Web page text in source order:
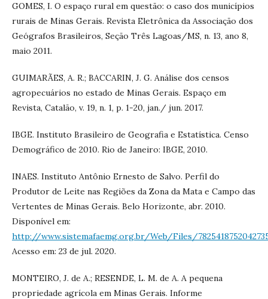
GOMES, I. O espaço rural em questão: o caso dos municípios
rurais de Minas Gerais. Revista Eletrônica da Associação dos
Geógrafos Brasileiros, Seção Três Lagoas/MS, n. 13, ano 8,
maio 2011.
GUIMARÃES, A. R.; BACCARIN, J. G. Análise dos censos
agropecuários no estado de Minas Gerais. Espaço em
Revista, Catalão, v. 19, n. 1, p. 1-20, jan./ jun. 2017.
IBGE. Instituto Brasileiro de Geografia e Estatística. Censo
Demográfico de 2010. Rio de Janeiro: IBGE, 2010.
INAES. Instituto Antônio Ernesto de Salvo. Perfil do
Produtor de Leite nas Regiões da Zona da Mata e Campo das
Vertentes de Minas Gerais. Belo Horizonte, abr. 2010.
Disponível em:
http://www.sistemafaemg.org.br/Web/Files/
Acesso em: 23 de jul. 2020.
MONTEIRO, J. de A.; RESENDE, L. M. de A. A pequena
propriedade agrícola em Minas Gerais. Informe